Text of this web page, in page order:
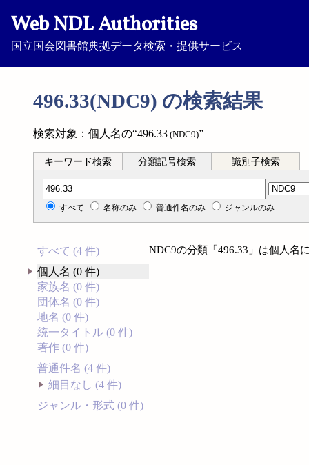
Web NDL Authorities
国立国会図書館典拠データ検索・提供サービス
496.33(NDC9) の検索結果
検索対象：個人名の“496.33 (NDC9)”
キーワード検索 分類記号検索 識別子検索
分類記号検索
すべて 名称のみ 普通件名のみ ジャンルのみ
すべて (4 件)
個人名 (0 件)
家族名 (0 件)
団体名 (0 件)
地名 (0 件)
統一タイトル (0 件)
著作 (0 件)
普通件名 (4 件)
細目なし (4 件)
ジャンル・形式 (0 件)
NDC9の分類「496.33」は個人名